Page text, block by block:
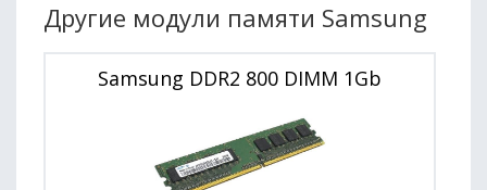
Другие модули памяти Samsung
Samsung DDR2 800 DIMM 1Gb